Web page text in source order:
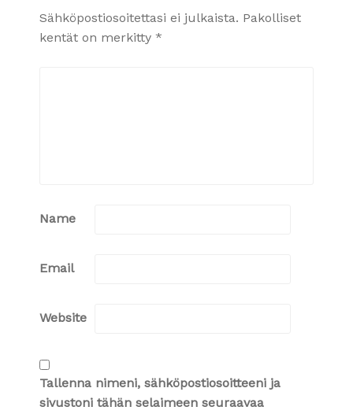
Sähköpostiosoitettasi ei julkaista. Pakolliset
kentät on merkitty *
Name
Email
Website
Tallenna nimeni, sähköpostiosoitteeni ja
sivustoni tähän selaimeen seuraavaa